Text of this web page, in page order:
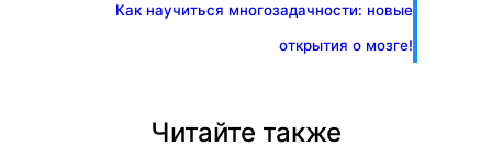
Как научиться многозадачности: новые
открытия о мозге!
Читайте также